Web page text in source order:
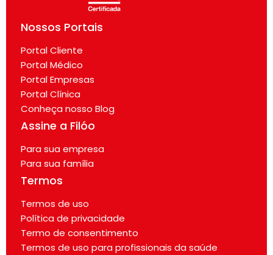
Nossos Portais
Portal Cliente
Portal Médico
Portal Empresas
Portal Clínica
Conheça nosso Blog
Assine a Filóo
Para sua empresa
Para sua família
Termos
Termos de uso
Política de privacidade
Termo de consentimento
Termos de uso para profissionais da saúde